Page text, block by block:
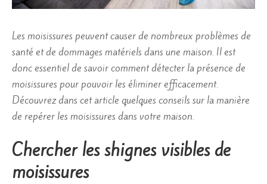
Les moisissures peuvent causer de nombreux problèmes de
santé et de dommages matériels dans une maison. Il est
donc essentiel de savoir comment détecter la présence de
moisissures pour pouvoir les éliminer efficacement.
Découvrez dans cet article quelques conseils sur la manière
de repérer les moisissures dans votre maison.
Chercher les shignes visibles de
moisissures